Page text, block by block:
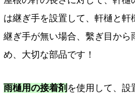
は継ぎ手を設置して、軒樋と軒
継ぎ手が無い場合、繫ぎ目から
め、大切な部品です！
雨樋用の接着剤 を使用して、設